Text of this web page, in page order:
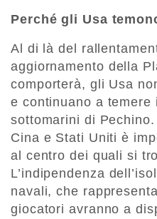
Perché gli Usa
Al di là del
aggiornamento della
comporterà, gli Usa
e continuano a temere
sottomarini di
Cina e Stati Uniti è
al centro dei quali si
L’indipendenza
navali, che
giocatori avranno a